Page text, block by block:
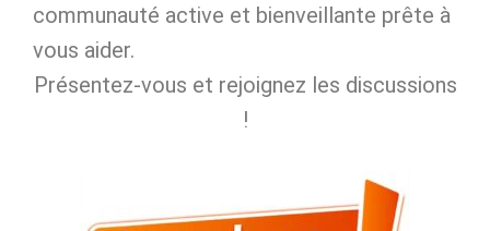
communauté active et bienveillante prête à
vous aider.
Présentez‑vous et rejoignez les discussions
!